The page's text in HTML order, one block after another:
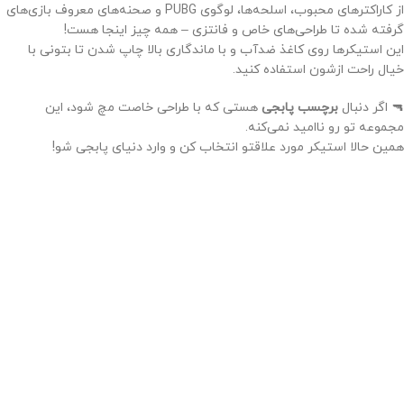
از کاراکترهای محبوب، اسلحه‌ها، لوگوی PUBG و صحنه‌های معروف بازی‌های
گرفته شده تا طراحی‌های خاص و فانتزی – همه چیز اینجا هست!
این استیکرها روی کاغذ ضدآب و با ماندگاری بالا چاپ شدن تا بتونی با
خیال راحت ازشون استفاده کنید.
🔫 اگر دنبال برچسب پابجی هستی که با طراحی خاصت مچ شود، این
مجموعه تو رو ناامید نمی‌کنه.
همین حالا استیکر مورد علاقتو انتخاب کن و وارد دنیای پابجی شو!